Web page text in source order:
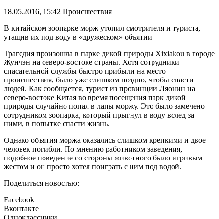
18.05.2016, 15:42 Происшествия
В китайском зоопарке морж утопил смотрителя и туриста,
утащив их под воду в «дружеском» объятии.
Трагедия произошла в парке дикой природы Xixiakou в городе
Жунчэн на северо-востоке страны. Хотя сотрудники
спасательной службы быстро прибыли на место
происшествия, было уже слишком поздно, чтобы спасти
людей. Как сообщается, турист из провинции Ляонин на
северо-востоке Китая во время посещения парк дикой
природы случайно попал в лапы моржу. Это было замечено
сотрудником зоопарка, который прыгнул в воду вслед за
ними, в попытке спасти жизнь.
Однако объятия моржа оказались слишком крепкими и двое
человек погибли. По мнению работником заведения,
подобное поведение со стороны животного было игривым
жестом и он просто хотел поиграть с ним под водой.
Поделиться новостью:
Facebook
Вконтакте